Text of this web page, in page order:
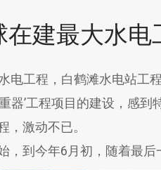
在建最大水
工程，白鹤滩水电站工
器’工程项目的建设，感
，激动不已。
到今年6月初，随着最后